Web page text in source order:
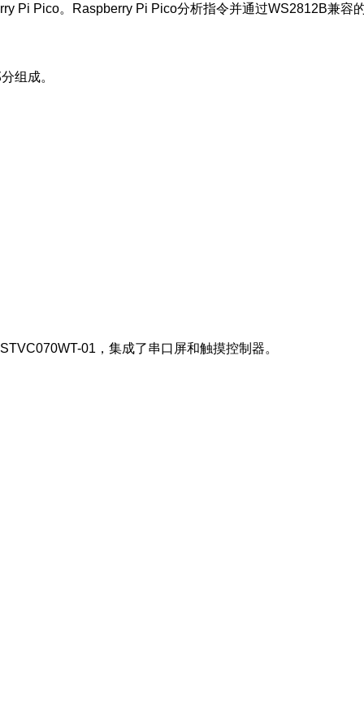
Pi Pico。Raspberry Pi Pico分析指令并通过WS2812B兼容
组成。
01，集成了串口屏和触摸控制器。